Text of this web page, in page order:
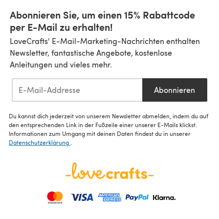
Abonnieren Sie, um einen 15% Rabattcode
per E-Mail zu erhalten!
LoveCrafts' E-Mail-Marketing-Nachrichten enthalten
Newsletter, fantastische Angebote, kostenlose
Anleitungen und vieles mehr.
Abonnieren
Du kannst dich jederzeit von unserem Newsletter abmelden, indem du auf
den entsprechenden Link in der Fußzeile einer unserer E-Mails klickst.
Informationen zum Umgang mit deinen Daten findest du in unserer
Datenschutzerklärung